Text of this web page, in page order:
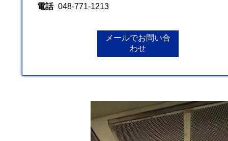
電話 048-771-1213
メールでお問い合
わせ